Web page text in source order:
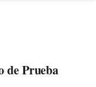
de Prueba